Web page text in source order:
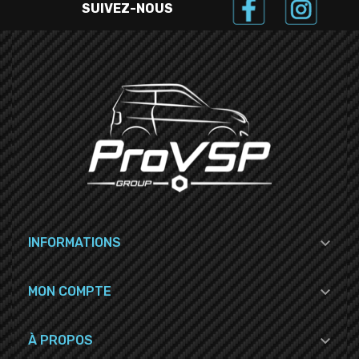
SUIVEZ-NOUS
INFORMATIONS 
MON COMPTE 
À PROPOS 